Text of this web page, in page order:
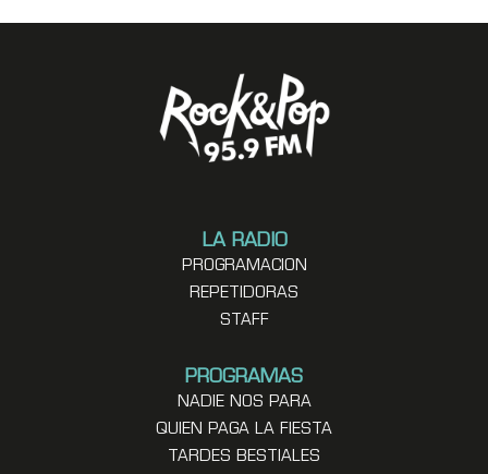
LA RADIO
PROGRAMACION
REPETIDORAS
STAFF
PROGRAMAS
NADIE NOS PARA
QUIEN PAGA LA FIESTA
TARDES BESTIALES